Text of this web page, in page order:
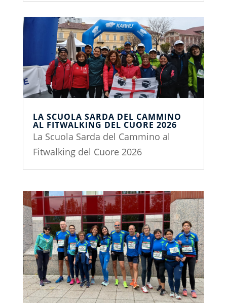
LA SCUOLA SARDA DEL CAMMINO
AL FITWALKING DEL CUORE 2026
La Scuola Sarda del Cammino al
Fitwalking del Cuore 2026